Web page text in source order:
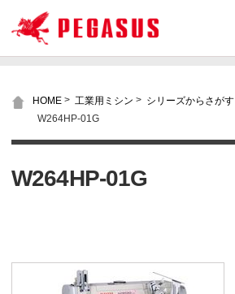
HOME > 工業用ミシン > シリーズからさがす
W264HP-01G
W264HP-01G